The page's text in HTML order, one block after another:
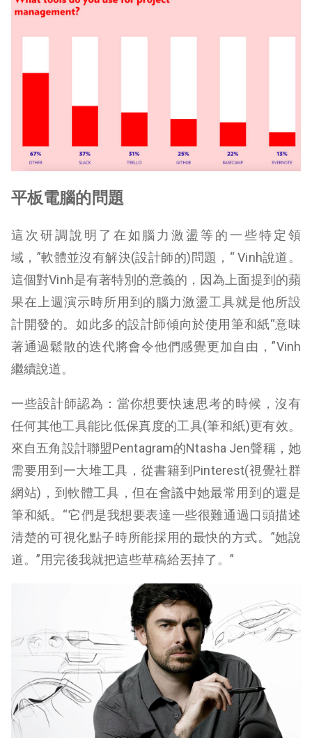
平板電腦的問題
這次研調說明了在如腦力激盪等的一些特定領
域，”軟體並沒有解決(設計師的)問題，“ Vinh說道。
這個對Vinh是有著特別的意義的，因為上面提到的蘋
果在上週演示時所用到的腦力激盪工具就是他所設
計開發的。如此多的設計師傾向於使用筆和紙“意味
著通過鬆散的迭代將會令他們感覺更加自由，”Vinh
繼續說道。
一些設計師認為：當你想要快速思考的時候，沒有
任何其他工具能比低保真度的工具(筆和紙)更有效。
來自五角設計聯盟Pentagram的Ntasha Jen聲稱，她
需要用到一大堆工具，從書籍到Pinterest(視覺社群
網站)，到軟體工具，但在會議中她最常用到的還是
筆和紙。“它們是我想要表達一些很難通過口頭描述
清楚的可視化點子時所能採用的最快的方式。”她說
道。”用完後我就把這些草稿給丟掉了。”